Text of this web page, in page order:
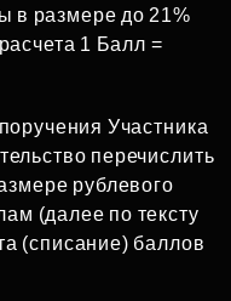
в размере до 21%
1 Балл =
Участника
перечислить
рублевого
(далее по тексту
(списание) баллов